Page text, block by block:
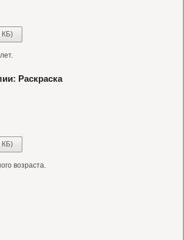
КБ)
Раскраска
КБ)
возраста.